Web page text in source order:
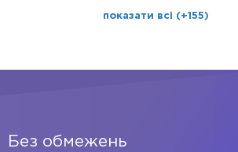
показати всі (+155)
Без обмежень